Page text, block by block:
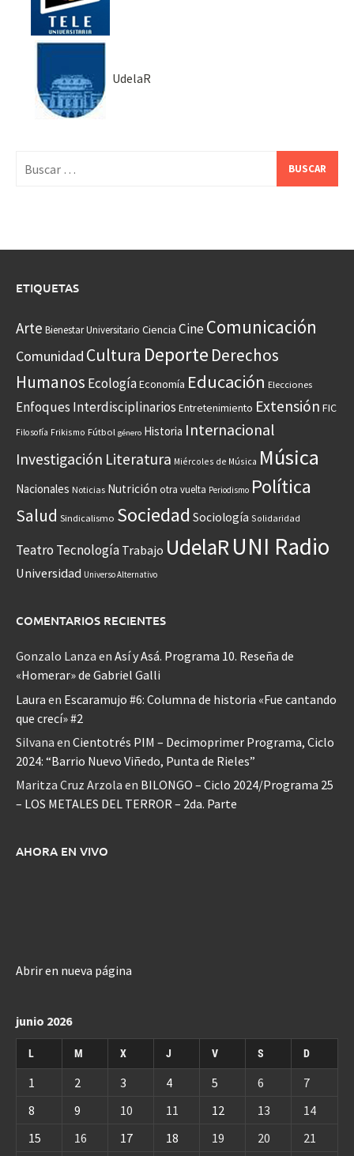
UdelaR
ETIQUETAS
Arte Bienestar Universitario Ciencia CineComunicación
Comunidad Cultura Deporte Derechos
Humanos EcologíaEconomía Educación Elecciones
Enfoques Interdisciplinarios Entretenimiento Extensión FIC
Filosofía Frikismo Fútbol género Historia Internacional
Investigación Literatura Miércoles de Música Música
Nacionales Noticias Nutrición otra vuelta Periodismo Política
Salud Sindicalismo Sociedad Sociología Solidaridad
Teatro Tecnología Trabajo UdelaRUNI Radio
Universidad Universo Alternativo
COMENTARIOS RECIENTES
Gonzalo Lanza en Así y Asá. Programa 10. Reseña de
«Homerar» de Gabriel Galli
Laura en Escaramujo #6: Columna de historia «Fue cantando
que crecí» #2
Silvana en Cientotrés PIM – Decimoprimer Programa, Ciclo
2024: “Barrio Nuevo Viñedo, Punta de Rieles”
Maritza Cruz Arzola en BILONGO – Ciclo 2024/Programa 25
– LOS METALES DEL TERROR – 2da. Parte
AHORA EN VIVO
Abrir en nueva página
junio 2026
L M X J V S D
1 2 3 4 5 6
7
8
9 10 11 12 13
14
15
16 17 18 19 20 21